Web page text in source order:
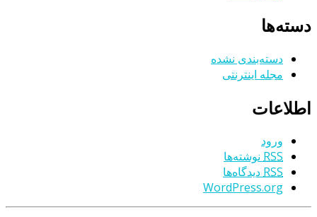
دسته‌ها
دسته‌بندی نشده
مجله اینترنتی
اطلاعات
ورود
RSS نوشته‌ها
RSSدیدگاه‌ها
WordPress.org